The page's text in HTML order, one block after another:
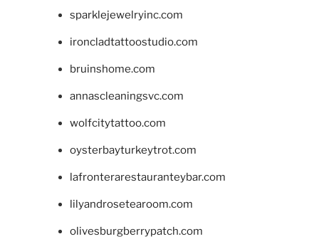
sparklejewelryinc.com
ironcladtattoostudio.com
bruinshome.com
annascleaningsvc.com
wolfcitytattoo.com
oysterbayturkeytrot.com
lafronterarestauranteybar.com
lilyandrosetearoom.com
olivesburgberrypatch.com